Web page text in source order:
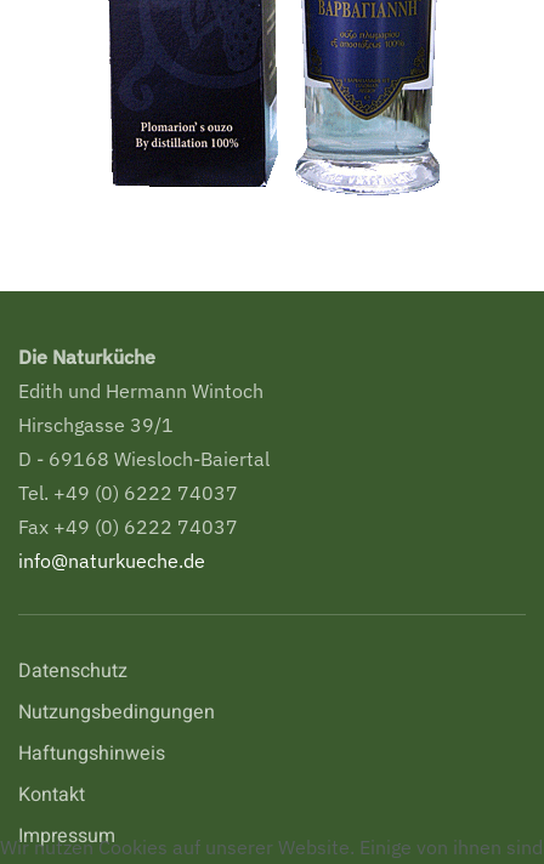
Die Naturküche
Edith und Hermann Wintoch
Hirschgasse 39/1
D - 69168 Wiesloch-Baiertal
Tel. +49 (0) 6222 74037
Fax +49 (0) 6222 74037
info@naturkueche.de
Datenschutz
Nutzungsbedingungen
Haftungshinweis
Kontakt
Impressum
Wir nutzen Cookies auf unserer Website. Einige von ihnen sind